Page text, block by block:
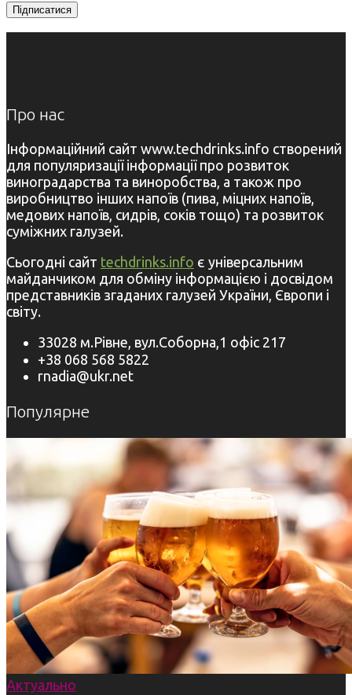
Про нас
Інформаційний сайт www.techdrinks.info створений
для популяризації інформації про розвиток
виноградарства та виноробства, а також про
виробництво інших напоїв (пива, міцних напоїв,
медових напоїв, сидрів, соків тощо) та розвиток
суміжних галузей.
Сьогодні сайт techdrinks.info є універсальним
майданчиком для обміну інформацією і досвідом
представників згаданих галузей України, Європи і
світу.
33028 м.Рівне, вул.Соборна,1 офіс 217
+38 068 568 5822
rnadia@ukr.net
Популярне
Актуально